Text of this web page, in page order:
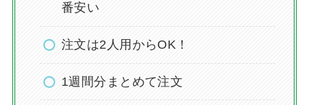
番安い
注文は2人用からOK！
1週間分まとめて注文